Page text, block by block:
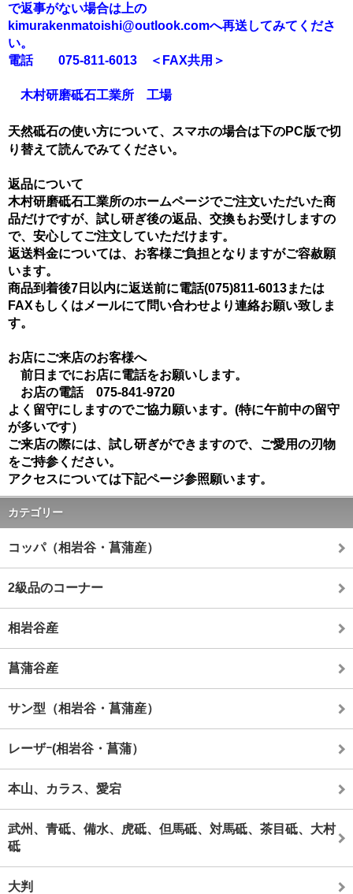
で返事がない場合は上の
kimurakenmatoishi@outlook.comへ再送してみてくださ
い。
電話 075-811-6013 ＜FAX共用＞
木村研磨砥石工業所 工場
天然砥石の使い方について、スマホの場合は下のPC版で切
り替えて読んでみてください。
返品について
木村研磨砥石工業所のホームページでご注文いただいた商
品だけですが、試し研ぎ後の返品、交換もお受けしますの
で、安心してご注文していただけます。
返送料金については、お客様ご負担となりますがご容赦願
います。
商品到着後7日以内に返送前に電話(075)811-6013または
FAXもしくはメールにて問い合わせより連絡お願い致しま
す。
お店にご来店のお客様へ
前日までにお店に電話をお願いします。
お店の電話 075-841-9720
よく留守にしますのでご協力願います。(特に午前中の留守
が多いです）
ご来店の際には、試し研ぎができますので、ご愛用の刃物
をご持参ください。
アクセスについては下記ページ参照願います。
カテゴリー
コッパ（相岩谷・菖蒲産）
2級品のコーナー
相岩谷産
菖蒲谷産
サン型（相岩谷・菖蒲産）
レーザｰ(相岩谷・菖蒲）
本山、カラス、愛宕
武州、青砥、備水、虎砥、但馬砥、対馬砥、茶目砥、大村
砥
大判